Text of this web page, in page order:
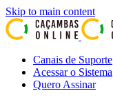
Skip to main content
Canais de Suporte
Acessar o Sistema
Quero Assinar